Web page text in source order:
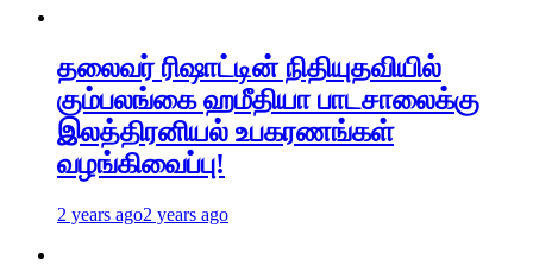
தலைவர் ரிஷாட்டின் நிதியுதவியில்
கும்பலங்கை ஹமீதியா பாடசாலைக்கு
இலத்திரனியல் உபகரணங்கள்
வழங்கிவைப்பு!
2 years ago2 years ago